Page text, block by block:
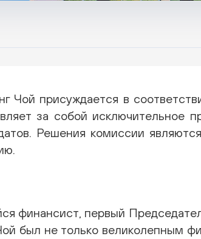
Чой присуждается в
за собой исключительное
Решения комиссии
финансист, первый
был не только великолепным